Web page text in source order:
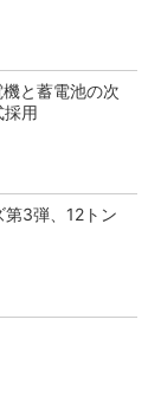
と蓄電池の次
採用
第3弾、12トン